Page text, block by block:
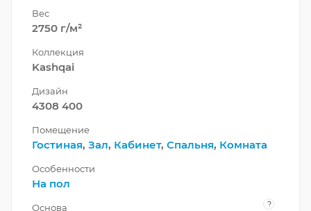
Вес
2750 г/м²
Коллекция
Kashqai
Дизайн
4308 400
Помещение
Гостиная, Зал, Кабинет, Спальня, Комната
Особенности
На пол
Основа ?